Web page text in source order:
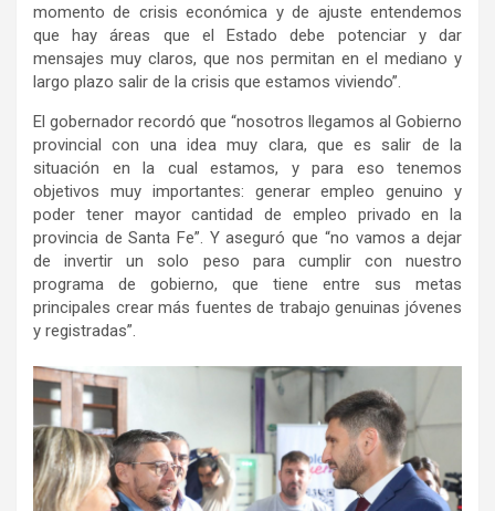
momento de crisis económica y de ajuste entendemos
que hay áreas que el Estado debe potenciar y dar
mensajes muy claros, que nos permitan en el mediano y
largo plazo salir de la crisis que estamos viviendo”.
El gobernador recordó que “nosotros llegamos al Gobierno
provincial con una idea muy clara, que es salir de la
situación en la cual estamos, y para eso tenemos
objetivos muy importantes: generar empleo genuino y
poder tener mayor cantidad de empleo privado en la
provincia de Santa Fe”. Y aseguró que “no vamos a dejar
de invertir un solo peso para cumplir con nuestro
programa de gobierno, que tiene entre sus metas
principales crear más fuentes de trabajo genuinas jóvenes
y registradas”.